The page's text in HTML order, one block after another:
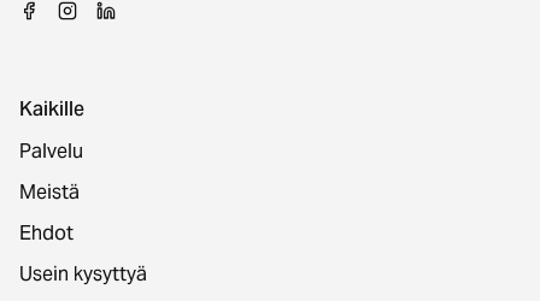
Kaikille
Palvelu
Meistä
Ehdot
Usein kysyttyä